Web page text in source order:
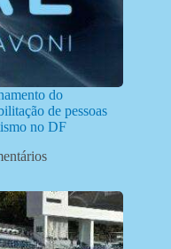
do
de pessoas
no DF